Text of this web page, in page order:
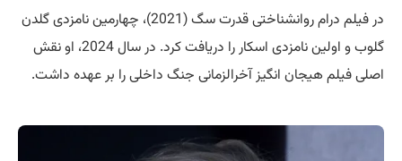
در فیلم درام روانشناختی قدرت سگ (2021)، چهارمین نامزدی گلدن
گلوب و اولین نامزدی اسکار را دریافت کرد. در سال 2024، او نقش
اصلی فیلم هیجان انگیز آخرالزمانی جنگ داخلی را بر عهده داشت.